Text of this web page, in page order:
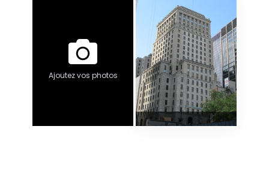
Ajoutez vos photos